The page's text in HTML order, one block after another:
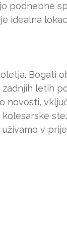
podnebne
idealna
Bogati
letih
novosti,
v